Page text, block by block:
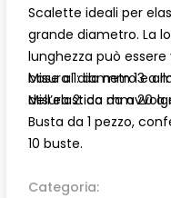
Scalette ideali per
grande diametro. La
lunghezza può
base al diametro e
dell’elastico da
Misura 1: da mm 13 a
Misura 2: da mm 20 a
Busta da 1 pezzo,
10 buste.
Categoria: